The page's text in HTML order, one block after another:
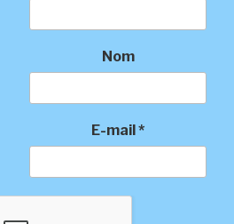
Nom
E-mail*